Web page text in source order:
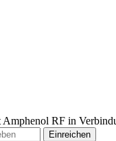
RF in
Einreichen